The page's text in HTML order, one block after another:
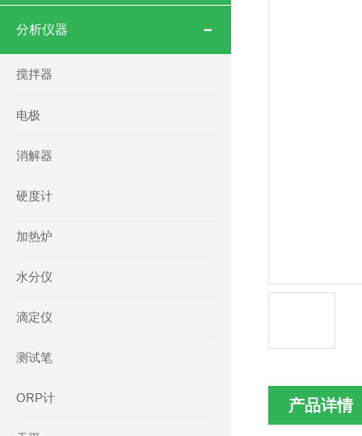
分析仪器
搅拌器
电极
消解器
硬度计
加热炉
水分仪
滴定仪
测试笔
ORP计 产品详情